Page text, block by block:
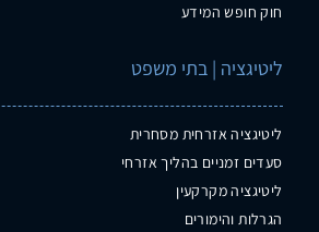
חוק חופש המידע
ליטיגציה | בתי משפט
ליטיגציה אזרחית מסחרית
סעדים זמניים בהליך אזרחי
ליטיגציה מקרקעין
הגרלות והימורים